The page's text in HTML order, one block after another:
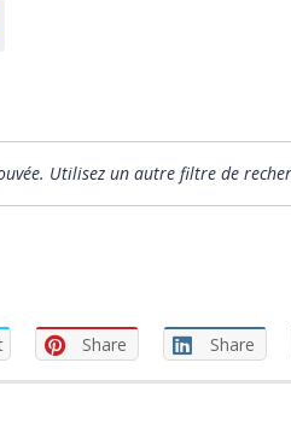
Utilisez un autre filtre de
Share Share